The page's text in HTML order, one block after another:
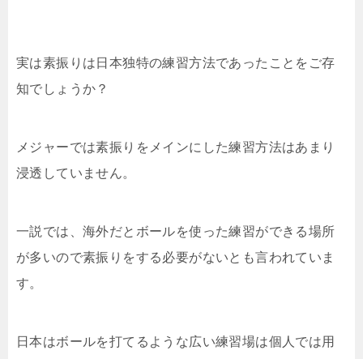
実は素振りは日本独特の練習方法であったことをご存
知でしょうか？
メジャーでは素振りをメインにした練習方法はあまり
浸透していません。
一説では、海外だとボールを使った練習ができる場所
が多いので素振りをする必要がないとも言われていま
す。
日本はボールを打てるような広い練習場は個人では用